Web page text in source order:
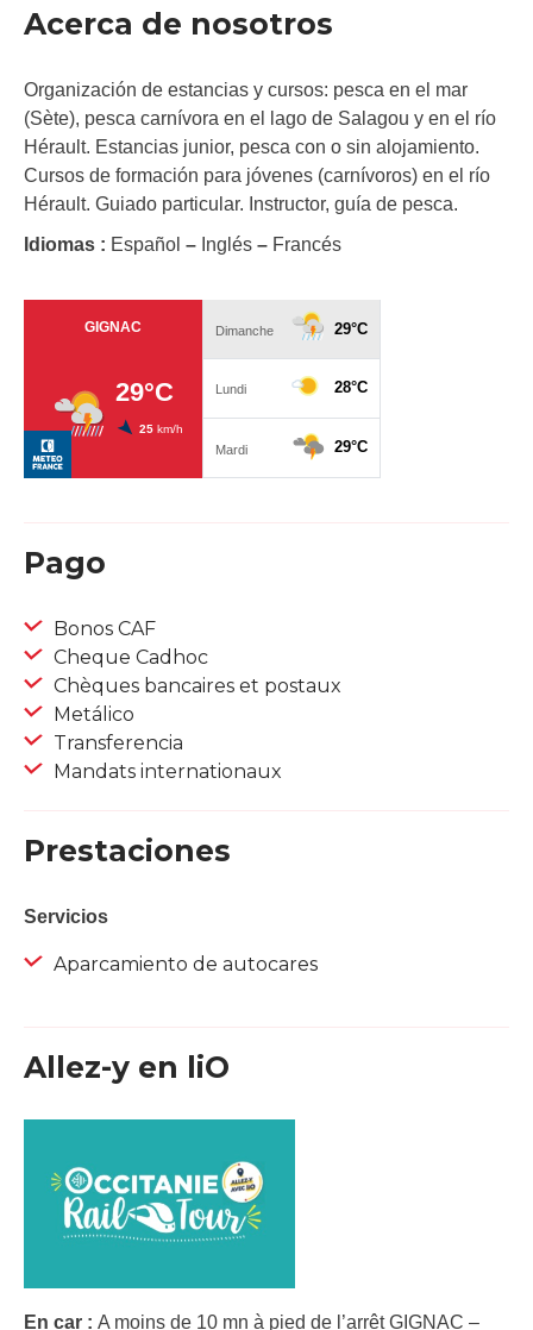
Acerca de nosotros
Organización de estancias y cursos: pesca en el mar
(Sète), pesca carnívora en el lago de Salagou y en el río
Hérault. Estancias junior, pesca con o sin alojamiento.
Cursos de formación para jóvenes (carnívoros) en el río
Hérault. Guiado particular. Instructor, guía de pesca.
Idiomas : Español – Inglés – Francés
Pago
Bonos CAF
Cheque Cadhoc
Chèques bancaires et postaux
Metálico
Transferencia
Mandats internationaux
Prestaciones
Servicios
Aparcamiento de autocares
Allez-y en liO
En car : A moins de 10 mn à pied de l’arrêt GIGNAC –